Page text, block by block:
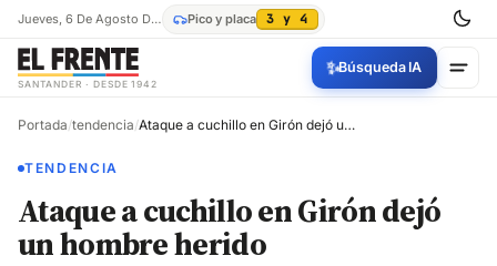
Jueves, 6 De Agosto De 2026 Pico y placa 3 y 4
SANTANDER · DESDE 1942
✨Búsqueda IA
Portada/tendencia/ Ataque a cuchillo en Girón dejó un hombre herido
TENDENCIA
Ataque a cuchillo en Girón dejó
un hombre herido